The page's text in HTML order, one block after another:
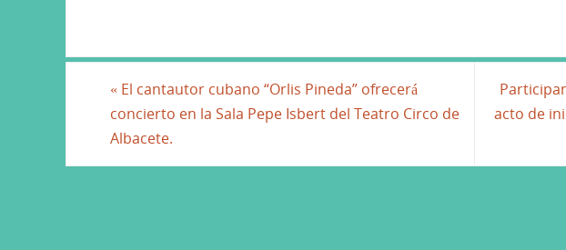
e
b
o
o
er l e
dI
n
s
A
p
« El cantautor cubano “Orlis Pineda” ofrecerá
concierto en la Sala Pepe Isbert del Teatro Circo de
Albacete.
acto de